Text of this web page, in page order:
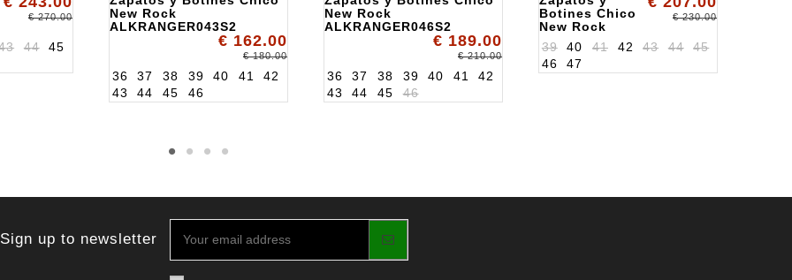
€ 270.00
44 45
New Rock
ALKRANGER043S2
€ 162.00
€ 180.00
36 37 38 39 40 41
42
43
44 45 46
New Rock
ALKRANGER046S2
€ 189.00
€ 210.00
36 37 38 39 40 41
42
43
44 45 46
Botines Chico
New Rock
ALK2246S21
€ 230.00
39 40 41 42 43 44
45
46
47
Sign up to newsletter